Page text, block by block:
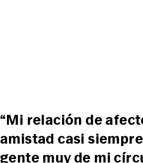
“Mi relación de
amistad casi
gente muy de mi